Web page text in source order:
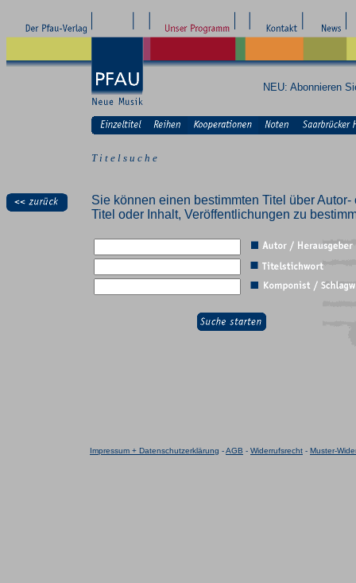
NEU: Abonnieren
T i t e l s u c h e
Sie können einen bestimmten Titel über
Titel oder Inhalt, Veröffentlichungen zu
Impressum + Datenschutzerklärung -AGB - Widerrufsrecht - Muster-